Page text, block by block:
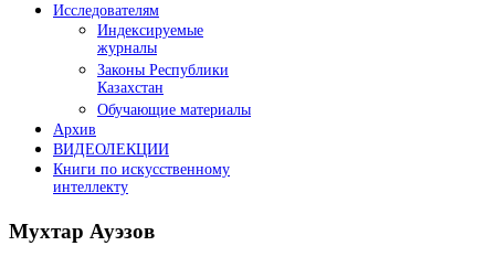
Исследователям
Индексируемые
журналы
Законы Республики
Казахстан
Обучающие материалы
Архив
ВИДЕОЛЕКЦИИ
Книги по искусственному
интеллекту
Мухтар Ауэзов